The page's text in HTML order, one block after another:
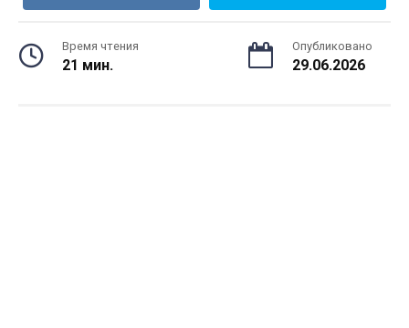
Время чтения
21 мин.
Опубликовано
29.06.2026